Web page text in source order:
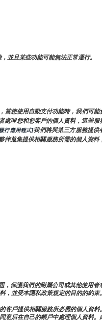
並且某些功能可能無法正常運行。
當您使用自動支付功能時，我們可能
處理您和您客戶的個人資料，這些服
行應用程式]我們將與第三方服務提供
伴蒐集提供相關服務所需的個人資料
，保護我們的附屬公司或其他使用
，並受本隱私政策規定的目的的約束
客戶提供相關服務所必需的個人資料
意后在自己的帳戶中處理個人資料。